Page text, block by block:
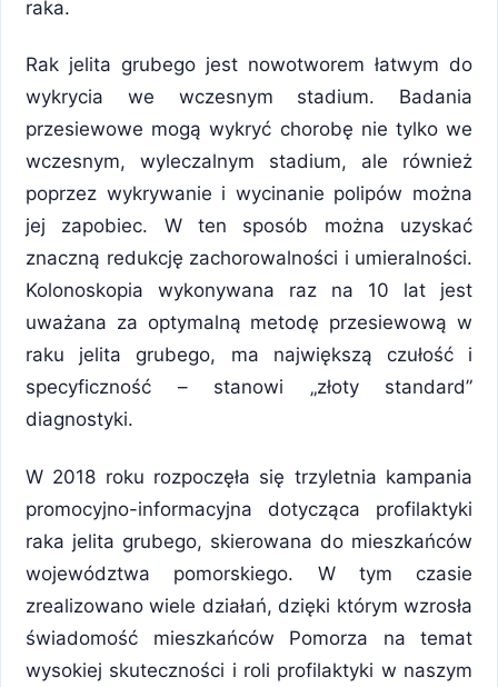
raka.
Rak jelita grubego jest nowotworem łatwym do
wykrycia we wczesnym stadium. Badania
przesiewowe mogą wykryć chorobę nie tylko we
wczesnym, wyleczalnym stadium, ale również
poprzez wykrywanie i wycinanie polipów można
jej zapobiec. W ten sposób można uzyskać
znaczną redukcję zachorowalności i umieralności.
Kolonoskopia wykonywana raz na 10 lat jest
uważana za optymalną metodę przesiewową w
raku jelita grubego, ma największą czułość i
specyficzność – stanowi „złoty standard”
diagnostyki.
W 2018 roku rozpoczęła się trzyletnia kampania
promocyjno-informacyjna dotycząca profilaktyki
raka jelita grubego, skierowana do mieszkańców
województwa pomorskiego. W tym czasie
zrealizowano wiele działań, dzięki którym wzrosła
świadomość mieszkańców Pomorza na temat
wysokiej skuteczności i roli profilaktyki w naszym